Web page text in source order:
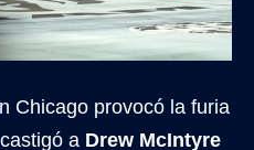
Chicago provocó la furia
a Drew McIntyre